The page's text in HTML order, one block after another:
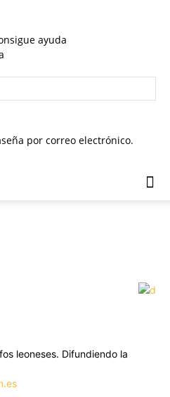
ayuda
por correo electrónico.
leoneses. Difundiendo la